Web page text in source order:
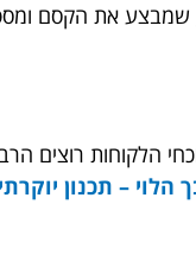
שמבצע את הקסם
הלקוחות רוצים
– תכנון